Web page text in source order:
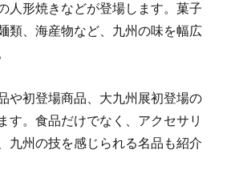
人形焼きなどが登場します。菓子
類、海産物など、九州の味を幅広
や初登場商品、大九州展初登場の
す。食品だけでなく、アクセサリ
九州の技を感じられる名品も紹介